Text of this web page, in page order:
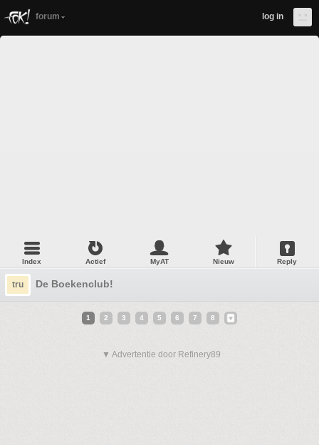
forum log in
Index Actief MyAT Nieuw Reply
tru De Boekenclub!
1 2 3 4 5 6 7 8
▼ Advertentie door Refinery89